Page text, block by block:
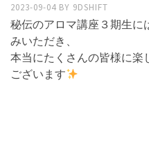
2023-09-04 BY 9DSHIFT
秘伝のアロマ講座３期生に
みいただき、
本当にたくさんの皆様に楽
ございます